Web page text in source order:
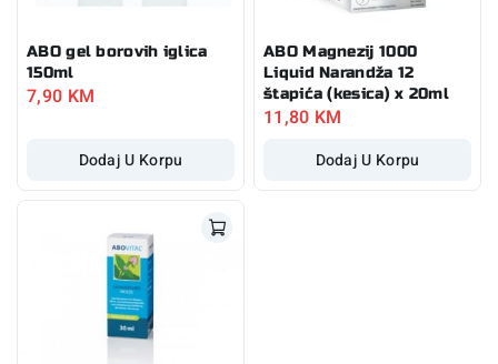
ABO gel borovih iglica
150ml
7,90 KM
Dodaj U Korpu
ABO Magnezij 1000
Liquid Narandža 12
štapića (kesica) x 20ml
11,80 KM
Dodaj U Korpu